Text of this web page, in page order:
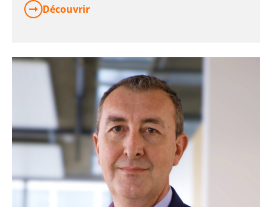
Découvrir